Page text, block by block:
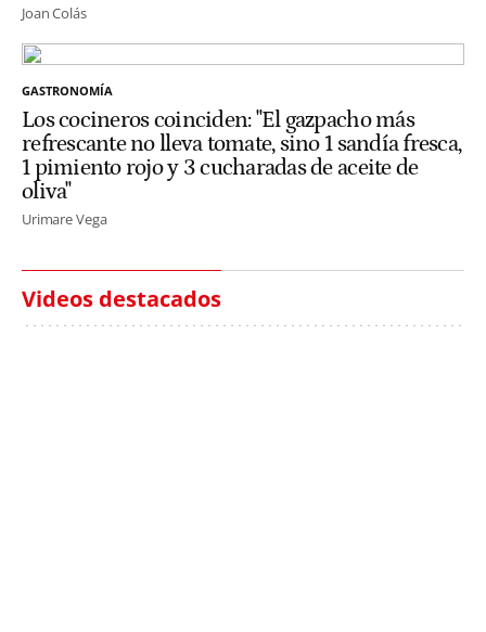
Joan Colás
GASTRONOMÍA
Los cocineros coinciden: "El gazpacho más
refrescante no lleva tomate, sino 1 sandía fresca,
1 pimiento rojo y 3 cucharadas de aceite de
oliva"
Urimare Vega
Videos destacados